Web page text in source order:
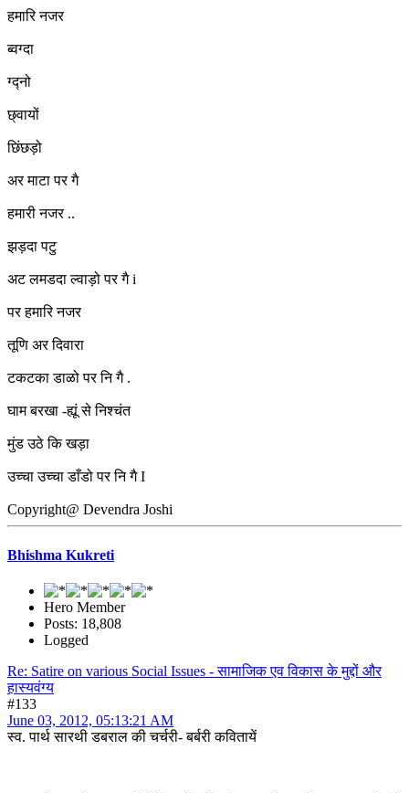
हमारि नजर
ब्वग्दा
ग्द्नो
छ्वायों
छिंछड़ो
अर माटा पर गै
हमारी नजर ..
झड़दा पटु
अट लमडदा ल्वाड़ो पर गै i
पर हमारि नजर
तूणि अर दिवारा
टकटका डाळो पर नि गै .
घाम बरखा -ह्यूं से निश्चंत
मुंड उठे कि खड़ा
उच्चा उच्चा डाँडो पर नि गै I
Copyright@ Devendra Joshi
Bhishma Kukreti
Hero Member
Posts: 18,808
Logged
Re: Satire on various Social Issues - सामाजिक एव विकास के मुद्दों और
हास्यवंग्य
#133
June 03, 2012, 05:13:21 AM
स्व. पार्थ सारथी डबराल की चर्चरी- बर्बरी कवितायें